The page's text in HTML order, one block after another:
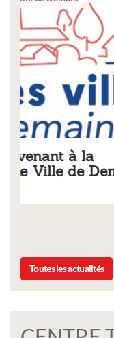
Tarifs
Liste des tarifs
délibération du
Toutes les actualités